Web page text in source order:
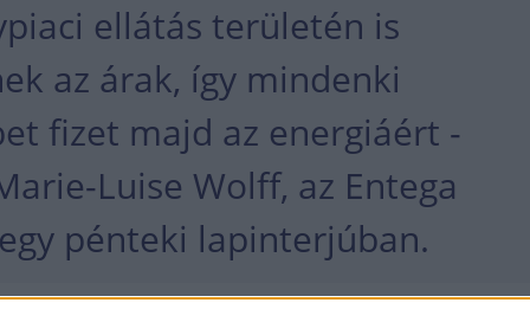
ellátás területén is
az árak, így mindenki
fizet majd az energiáért -
Luise Wolff, az Entega
pénteki lapinterjúban.